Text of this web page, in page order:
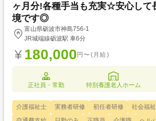
ヶ月分!各種手当も充実☆安心して
境です◎
富山県砺波市神島756-1
JR城端線砺波駅 車6分
180,000 円〜(月給)
正社員・常勤 特別養護老人ホーム
介護福祉士 実務者研修 初任者研修 社会福